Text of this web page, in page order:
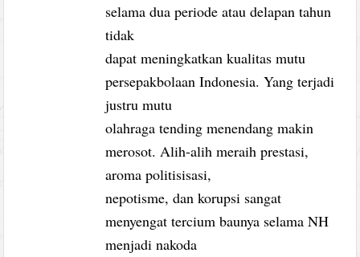
selama dua periode atau delapan tahun
tidak
dapat meningkatkan kualitas mutu
persepakbolaan Indonesia. Yang terjadi
justru mutu
olahraga tending menendang makin
merosot. Alih-alih meraih prestasi,
aroma politisisasi,
nepotisme, dan korupsi sangat
menyengat tercium baunya selama NH
menjadi nakoda